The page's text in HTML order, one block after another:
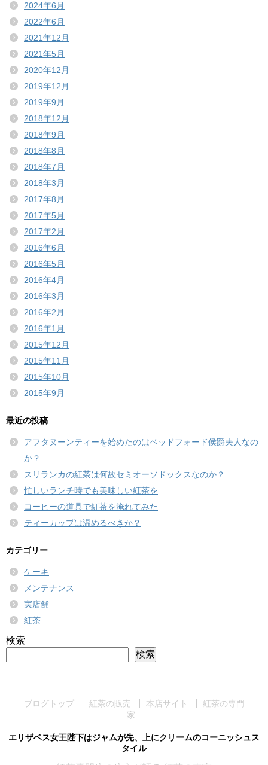
2024年6月
2022年6月
2021年12月
2021年5月
2020年12月
2019年12月
2019年9月
2018年12月
2018年9月
2018年8月
2018年7月
2018年3月
2017年8月
2017年5月
2017年2月
2016年6月
2016年5月
2016年4月
2016年3月
2016年2月
2016年1月
2015年12月
2015年11月
2015年10月
2015年9月
最近の投稿
アフタヌーンティーを始めたのはベッドフォード侯爵夫人なの
か？
スリランカの紅茶は何故セミオーソドックスなのか？
忙しいランチ時でも美味しい紅茶を
コーヒーの道具で紅茶を淹れてみた
ティーカップは温めるべきか？
カテゴリー
ケーキ
メンテナンス
実店舗
紅茶
検索
検索
ブログトップ 紅茶の販売 本店サイト
紅茶の専門
家
エリザベス女王陛下はジャムが先、上にクリームのコーニッシュス
タイル